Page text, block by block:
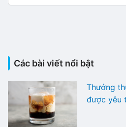
Các bài viết nổi bật
Thưởng
được yêu